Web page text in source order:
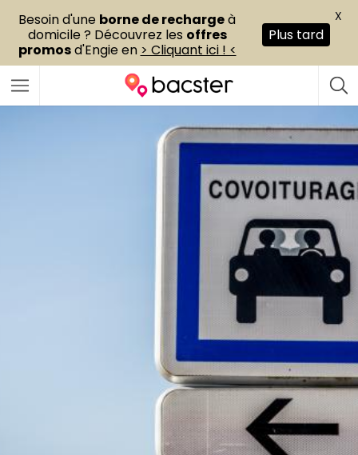
Besoin d'une borne de rechargeà
domicile ? Découvrez les offres
promosd'Engie en > Cliquant ici ! <
Plus tard
X